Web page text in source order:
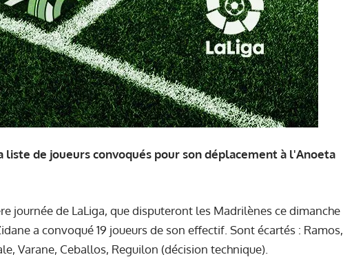
liste de joueurs convoqués pour son déplacement à l'Anoeta
journée de LaLiga, que disputeront les Madrilènes ce dimanche
a convoqué 19 joueurs de son effectif. Sont écartés : Ramos,
Varane, Ceballos, Reguilon (décision technique).